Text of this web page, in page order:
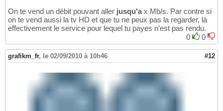
On te vend un débit pouvant aller jusqu'ax Mb/s. Par contre si
on te vend aussi la tv HD et que tu ne peux pas la regarder, là
effectivement le service pour lequel tu payes n'est pas rendu.
0
0
grafikm_fr, le 02/09/2010 à 10h46 #12